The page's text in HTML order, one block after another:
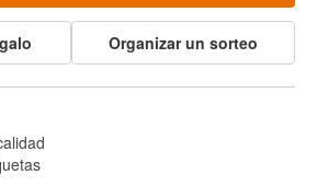
Organizar un sorteo